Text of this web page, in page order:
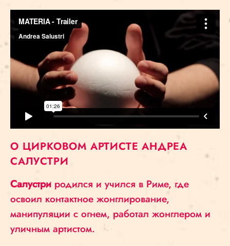
О ЦИРКОВОМ АРТИСТЕ АНДРЕА
САЛУСТРИ
Салустри родился и учился в Риме, где
освоил контактное жонглирование,
манипуляции с огнем, работал жонглером и
уличным артистом.